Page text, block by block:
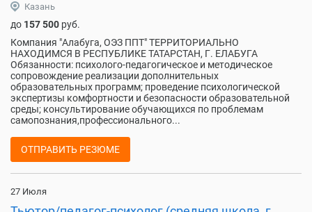
Казань
до 157 500 руб.
Компания "Алабуга, ОЭЗ ППТ" ТЕРРИТОРИАЛЬНО
НАХОДИМСЯ В РЕСПУБЛИКЕ ТАТАРСТАН, Г. ЕЛАБУГА
Обязанности: психолого-педагогическое и методическое
сопровождение реализации дополнительных
образовательных программ; проведение психологической
экспертизы комфортности и безопасности образовательной
среды; консультирование обучающихся по проблемам
самопознания,профессионального...
ОТПРАВИТЬ РЕЗЮМЕ
27 Июля